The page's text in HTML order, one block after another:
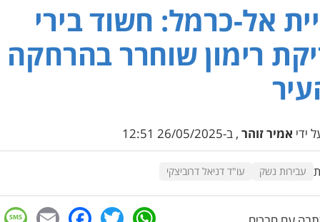
אל-כרמל: חשוד בירי
רימון שוחרר בהרחקה
ידי אמיר זוהר , ב-26/05/2025 12:51
עבירות נשק עו"ד דניאל דרוביצקי